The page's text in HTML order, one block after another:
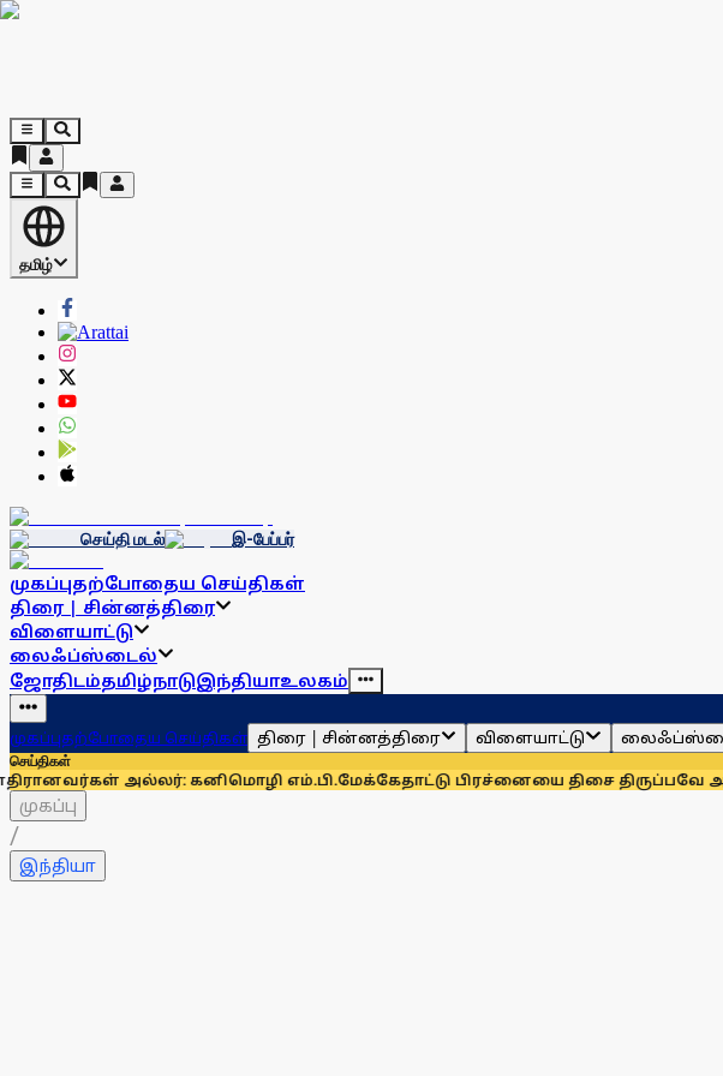
தமிழ்
செய்தி மடல் இ-பேப்பர்
முகப்புதற்போதைய செய்திகள்
திரை | சின்னத்திரை
விளையாட்டு
லைஃப்ஸ்டைல்
ஜோதிடம்தமிழ்நாடுஇந்தியாஉலகம்
முகப்புதற்போதைய செய்திகள் திரை | சின்னத்திரை விளையாட்டு
செய்திகள்
அல்லர்: கனிமொழி எம்.பி.மேக்கேதாட்டு பிரச்னையை திசை திருப்பவே அனைத்துக்
முகப்பு
/
இந்தியா